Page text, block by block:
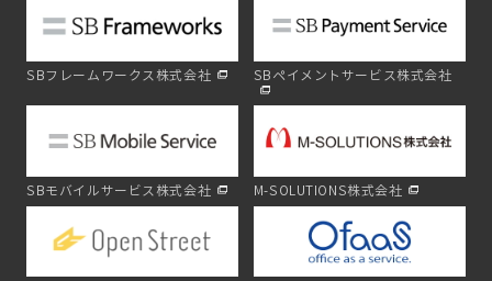
SBフレームワークス株式会社 SBペイメントサービス株式会社
SBモバイルサービス株式会社 M-SOLUTIONS株式会社